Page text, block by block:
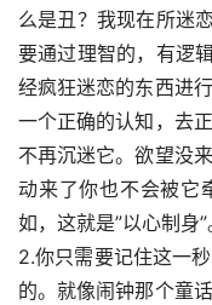
么是丑？我现在所迷
要通过理智的，有逻
经疯狂迷恋的东西进
一个正确的认知，去
不再沉迷它。欲望没
动来了你也不会被它
如，这就是”以心制身”
2.你只需要记住这一
的。就像闹钟那个童